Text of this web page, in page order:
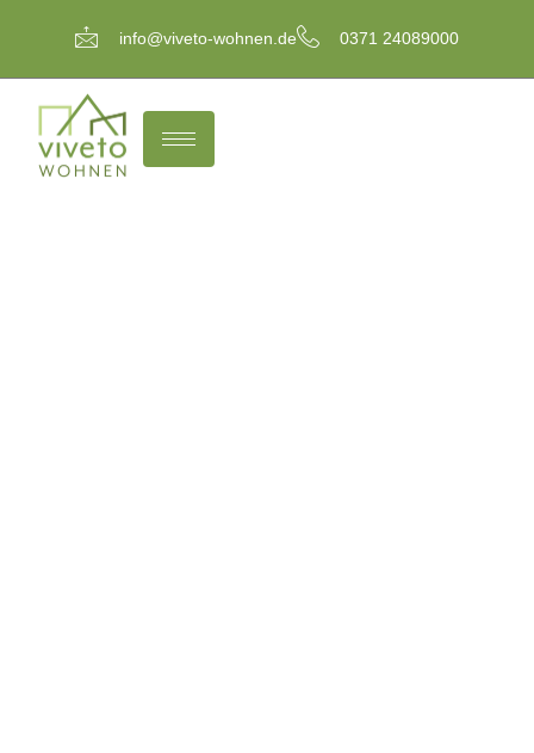
info@viveto-wohnen.de 0371 24089000
Immobilienmakler
Oelsnitz